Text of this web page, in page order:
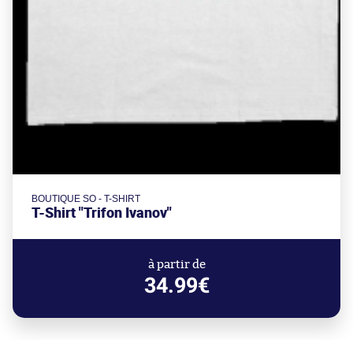
BOUTIQUE SO - T-SHIRT
T-Shirt "Trifon Ivanov"
à partir de
34.99€